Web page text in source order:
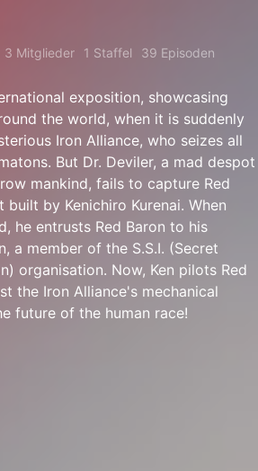
3 Mitglieder 1 Staffel 39 Episoden
exposition, showcasing
the world, when it is suddenly
Iron Alliance, who seizes all
But Dr. Deviler, a mad despot
mankind, fails to capture Red
built by Kenichiro Kurenai. When
he entrusts Red Baron to his
a member of the S.S.I. (Secret
organisation. Now, Ken pilots Red
the Iron Alliance's mechanical
future of the human race!